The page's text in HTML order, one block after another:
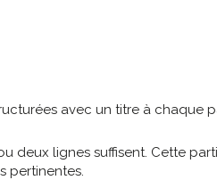
avec un titre à chaque
deux lignes suffisent. Cette
pertinentes.